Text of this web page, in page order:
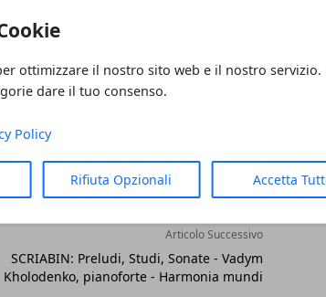
ottimizzare il nostro sito web e il nostro servizio.
dare il tuo consenso.
Policy
Rifiuta Opzionali Accetta
Articolo Successivo
SCRIABIN: Preludi, Studi, Sonate - Vadym
Kholodenko, pianoforte - Harmonia mundi